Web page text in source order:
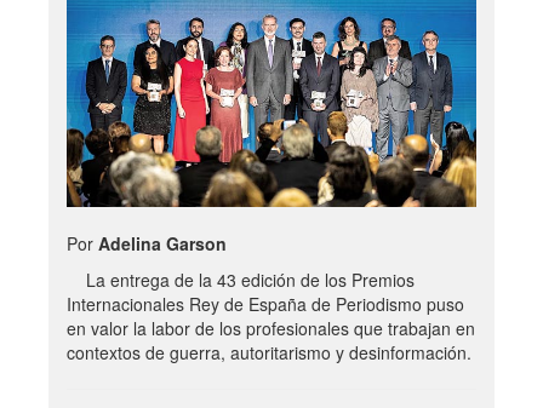
Por Adelina Garson
La entrega de la 43 edición de los Premios
Internacionales Rey de España de Periodismo puso
en valor la labor de los profesionales que trabajan en
contextos de guerra, autoritarismo y desinformación.